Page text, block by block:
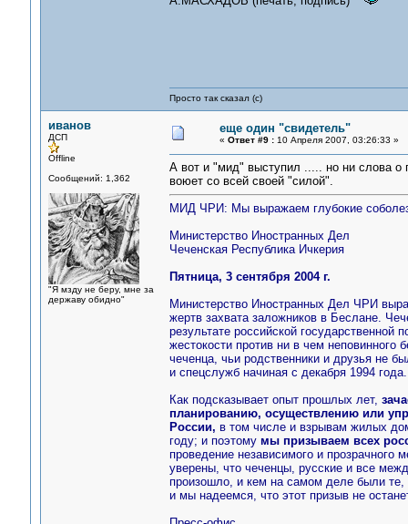
Просто так сказал (с)
иванов
ДСП
Offline
Сообщений: 1,362
"Я мзду не беру, мне за
державу обидно"
еще один "свидетель"
« Ответ #9 :10 Апреля 2007, 03:26:33 »
А вот и "мид" выступил ..... но ни слова о
воюет со всей своей "силой".
МИД ЧРИ: Мы выражаем глубокие
Министерство Иностранных Дел
Чеченская Республика Ичкерия
Пятница, 3 сентября 2004 г.
Министерство Иностранных Дел ЧРИ
жертв захвата заложников в Беслане.
результате российской
жестокости против ни в чем
чеченца, чьи родственники и друзья не
и спецслужб начиная с декабря 1994 года.
Как подсказывает опыт прошлых лет,
планированию, осуществлению или
России, в том числе и взрывам жилых
году; и поэтому мы призываем всех
проведение независимого и
уверены, что чеченцы, русские и все
произошло, и кем на самом деле были те,
и мы надеемся, что этот призыв не